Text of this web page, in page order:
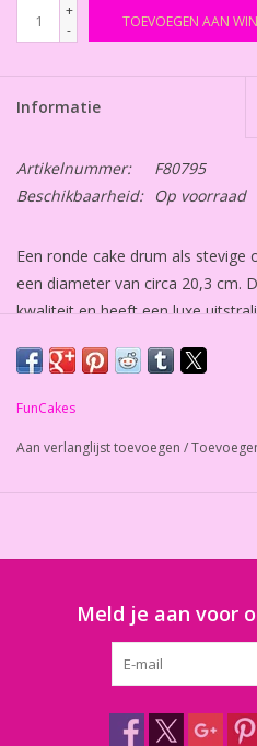
+
-
TOEVOEGEN AAN
Informatie
Artikelnummer:
F80795
Beschikbaarheid:
Op voorraad
Een ronde cake drum als
een diameter van circa 20,3 cm.
kwaliteit en heeft een luxe
Het onderbord voor taarten is 12
FunCakes
Aan verlanglijst toevoegen /
Meld je aan voor